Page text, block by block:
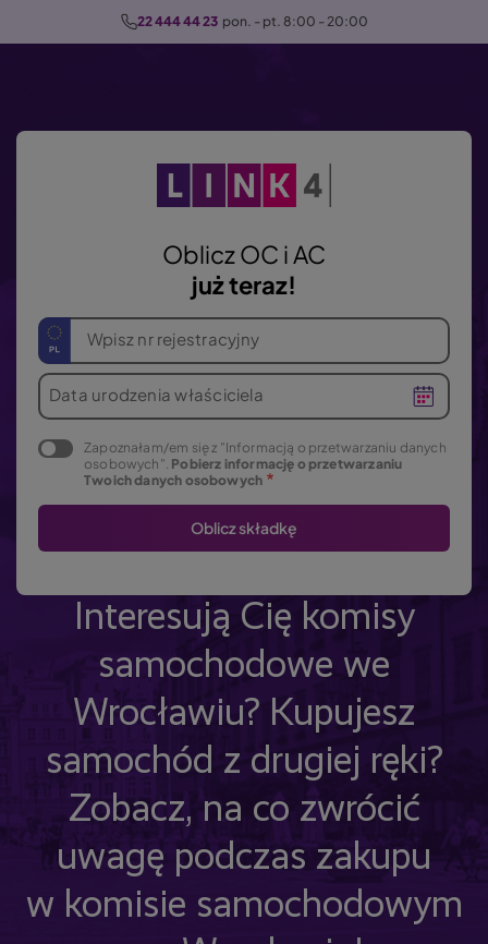
r
22 444 44 23 pon. - pt. 8:00 - 20:00
Oblicz OC i AC
już teraz!
Wpisz nr rejestracyjny
Data urodzenia właściciela
Zapoznałam/em się z "Informacją o przetwarzaniu danych
osobowych". Pobierz informację o przetwarzaniu
Twoich danych osobowych
Interesują Cię komisy
samochodowe we
Wrocławiu? Kupujesz
samochód z drugiej ręki?
Zobacz, na co zwrócić
uwagę podczas zakupu
w komisie samochodowym